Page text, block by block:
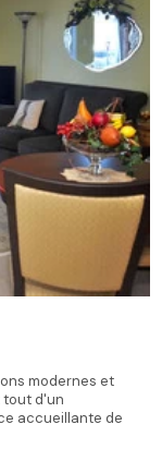
modernes et
tout d'un
accueillante de